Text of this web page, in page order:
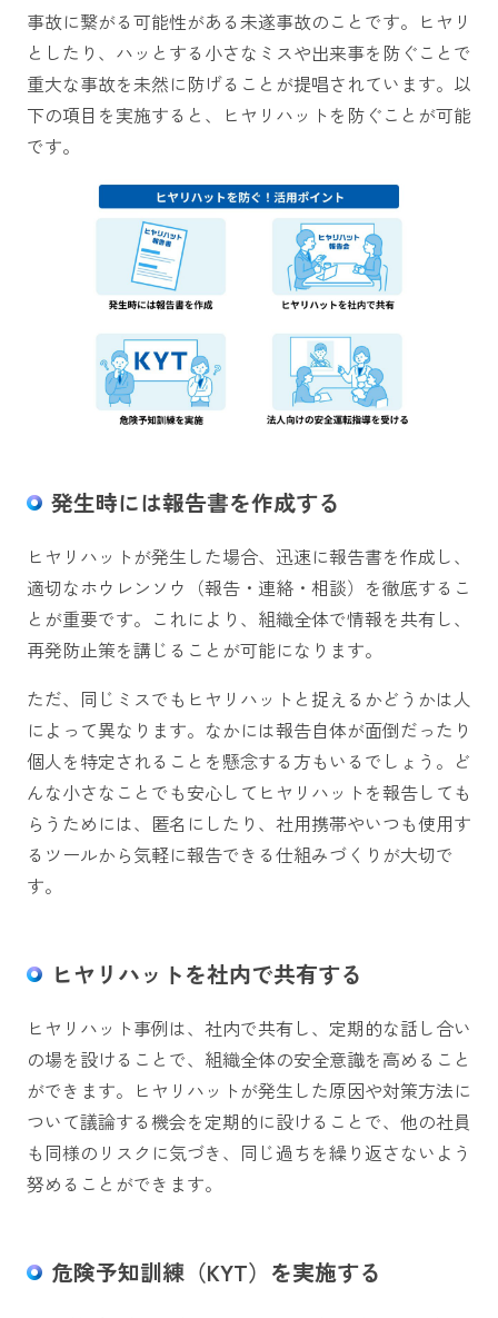
事故に繋がる可能性がある未遂事故のことです。ヒヤリ
としたり、ハッとする小さなミスや出来事を防ぐことで
重大な事故を未然に防げることが提唱されています。以
下の項目を実施すると、ヒヤリハットを防ぐことが可能
です。
発生時には報告書を作成する
ヒヤリハットが発生した場合、迅速に報告書を作成し、
適切なホウレンソウ（報告・連絡・相談）を徹底するこ
とが重要です。これにより、組織全体で情報を共有し、
再発防止策を講じることが可能になります。
ただ、同じミスでもヒヤリハットと捉えるかどうかは人
によって異なります。なかには報告自体が面倒だったり
個人を特定されることを懸念する方もいるでしょう。ど
んな小さなことでも安心してヒヤリハットを報告しても
らうためには、匿名にしたり、社用携帯やいつも使用す
るツールから気軽に報告できる仕組みづくりが大切で
す。
ヒヤリハットを社内で共有する
ヒヤリハット事例は、社内で共有し、定期的な話し合い
の場を設けることで、組織全体の安全意識を高めること
ができます。ヒヤリハットが発生した原因や対策方法に
ついて議論する機会を定期的に設けることで、他の社員
も同様のリスクに気づき、同じ過ちを繰り返さないよう
努めることができます。
危険予知訓練（KYT）を実施する